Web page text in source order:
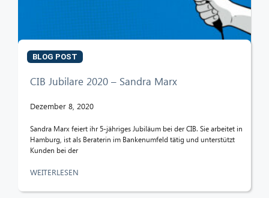
BLOG POST
CIB Jubilare 2020 – Sandra Marx
Dezember 8, 2020
Sandra Marx feiert ihr 5-jähriges Jubiläum bei der CIB. Sie arbeitet in
Hamburg, ist als Beraterin im Bankenumfeld tätig und unterstützt
Kunden bei der
WEITERLESEN